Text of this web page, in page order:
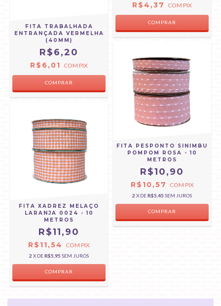
FITA TRABALHADA
ENTRANÇADA VERMELHA
(40MM)
R$6,20
R$6,01 COM PIX
COMPRAR
R$4,37 COM PIX
COMPRAR
FITA XADREZ MELAÇO
LARANJA 0024 - 10
METROS
R$11,90
R$11,54 COM PIX
2 X DER$5,95 SEM JUROS
COMPRAR
FITA PESPONTO SINIMBU
POMPOM ROSA - 10
METROS
R$10,90
R$10,57 COM PIX
2 X DER$5,45 SEM JUROS
COMPRAR